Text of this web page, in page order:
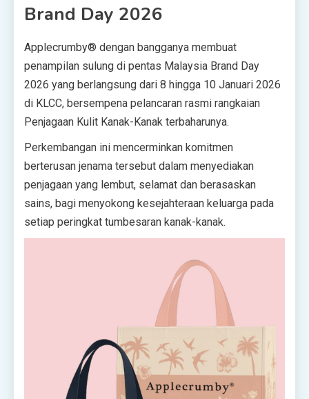
Brand Day 2026
Applecrumby® dengan bangganya membuat
penampilan sulung di pentas Malaysia Brand Day
2026 yang berlangsung dari 8 hingga 10 Januari 2026
di KLCC, bersempena pelancaran rasmi rangkaian
Penjagaan Kulit Kanak-Kanak terbaharunya.
Perkembangan ini mencerminkan komitmen
berterusan jenama tersebut dalam menyediakan
penjagaan yang lembut, selamat dan berasaskan
sains, bagi menyokong kesejahteraan keluarga pada
setiap peringkat tumbesaran kanak-kanak.